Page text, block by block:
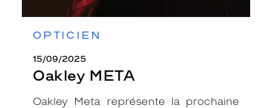
OPTICIEN
15/09/2025
Oakley META
Oakley Meta représente la prochaine